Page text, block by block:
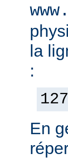
la
:
En